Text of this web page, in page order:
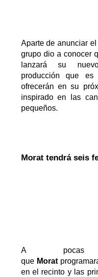
Aparte de anunciar
grupo dio a conocer
lanzará su
producciónque es
ofrecerán en su
inspirado en las
pequeños.
Morat tendrá seis
A pocas
que Moratprogram
en el recinto ylas